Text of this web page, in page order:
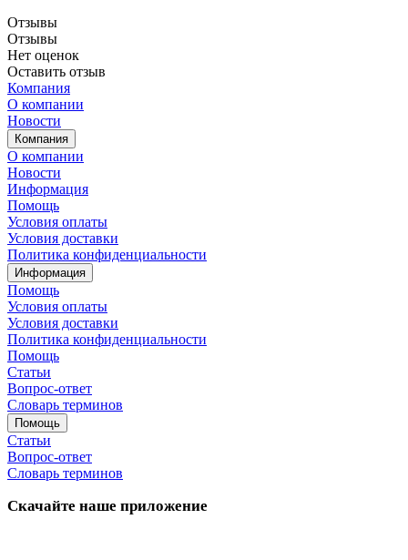
Отзывы
Отзывы
Нет оценок
Оставить отзыв
Компания
О компании
Новости
Компания
О компании
Новости
Информация
Помощь
Условия оплаты
Условия доставки
Политика конфиденциальности
Информация
Помощь
Условия оплаты
Условия доставки
Политика конфиденциальности
Помощь
Статьи
Вопрос-ответ
Словарь терминов
Помощь
Статьи
Вопрос-ответ
Словарь терминов
Скачайте наше приложение